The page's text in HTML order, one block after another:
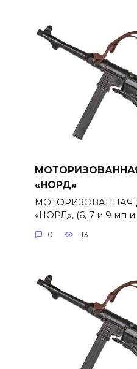
«НОРД»
МОТОРИЗОВАННАЯ
«НОРД», (6, 7 и 9 мп и
0 113